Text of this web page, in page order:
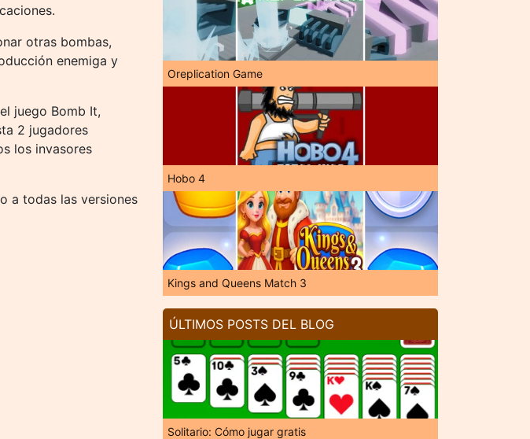
otras bombas,
enemiga y
juego Bomb It,
2 jugadores
los invasores
a todas las versiones
Oreplication Game
Hobo 4
Kings and Queens Match 3
ÚLTIMOS POSTS DEL BLOG
Solitario: Cómo jugar gratis